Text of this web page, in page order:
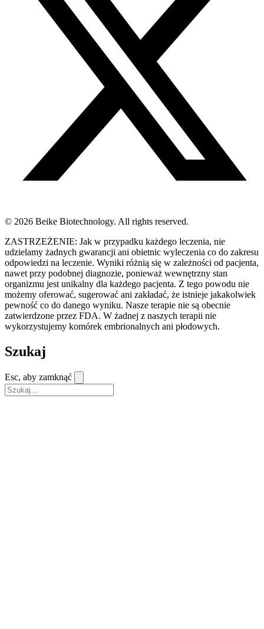
© 2026 Beike Biotechnology. All rights reserved.
ZASTRZEŻENIE: Jak w przypadku każdego leczenia, nie
udzielamy żadnych gwarancji ani obietnic wyleczenia co do zakresu
odpowiedzi na leczenie. Wyniki różnią się w zależności od pacjenta,
nawet przy podobnej diagnozie, ponieważ wewnętrzny stan
organizmu jest unikalny dla każdego pacjenta. Z tego powodu nie
możemy oferować, sugerować ani zakładać, że istnieje jakakolwiek
pewność co do danego wyniku. Nasze terapie nie są obecnie
zatwierdzone przez FDA. W żadnej z naszych terapii nie
wykorzystujemy komórek embrionalnych ani płodowych.
Szukaj
Esc, aby zamknąć